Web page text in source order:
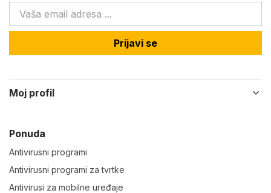
Prijavi se
Moj profil
Ponuda
Antivirusni programi
Antivirusni programi za tvrtke
Antivirusi za mobilne uređaje